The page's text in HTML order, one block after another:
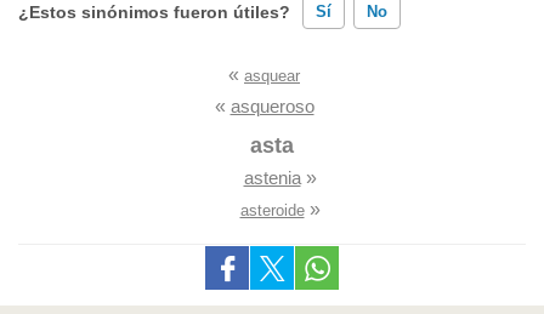
¿Estos sinónimos fueron útiles? Sí No
Existen sinónimos incorrectos
Ninguno de los sinónimos presentados me ayudó
« asquear
« asqueroso
asta
astenia»
asteroide»